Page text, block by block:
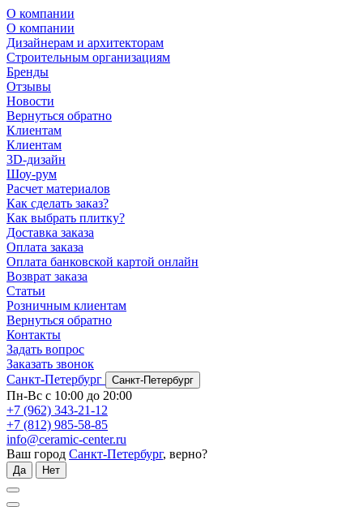
О компании
О компании
Дизайнерам и архитекторам
Строительным организациям
Бренды
Отзывы
Новости
Вернуться обратно
Клиентам
Клиентам
3D-дизайн
Шоу-рум
Расчет материалов
Как сделать заказ?
Как выбрать плитку?
Доставка заказа
Оплата заказа
Оплата банковской картой онлайн
Возврат заказа
Статьи
Розничным клиентам
Вернуться обратно
Контакты
Задать вопрос
Заказать звонок
Санкт-Петербург
Санкт-Петербург
Пн-Вс с 10:00 до 20:00
+7 (962) 343-21-12
+7 (812) 985-58-85
info@ceramic-center.ru
Ваш город Санкт-Петербург, верно?
Да Нет